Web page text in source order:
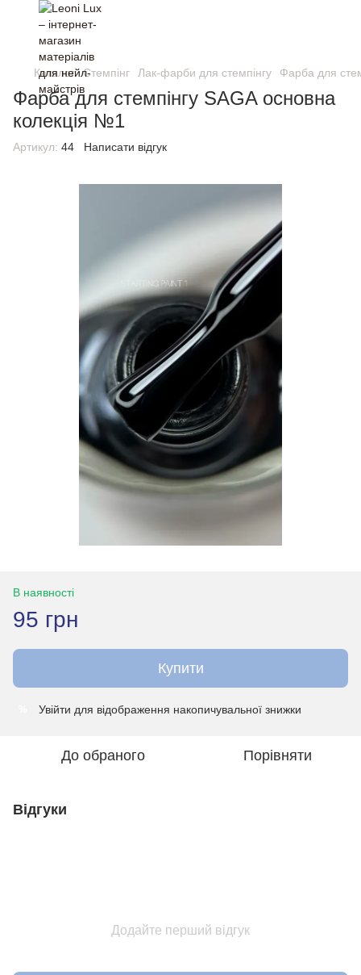
Каталог Стемпінг Лак-фарби для стемпінгу Фарба для
Фарба для стемпінгу SAGA основна
колекція №1
Артикул: 44 Написати відгук
В наявності
95 грн
Купити
Увійти для відображення накопичувальної знижки
До обраного Порівняти
Відгуки
Додайте перший відгук